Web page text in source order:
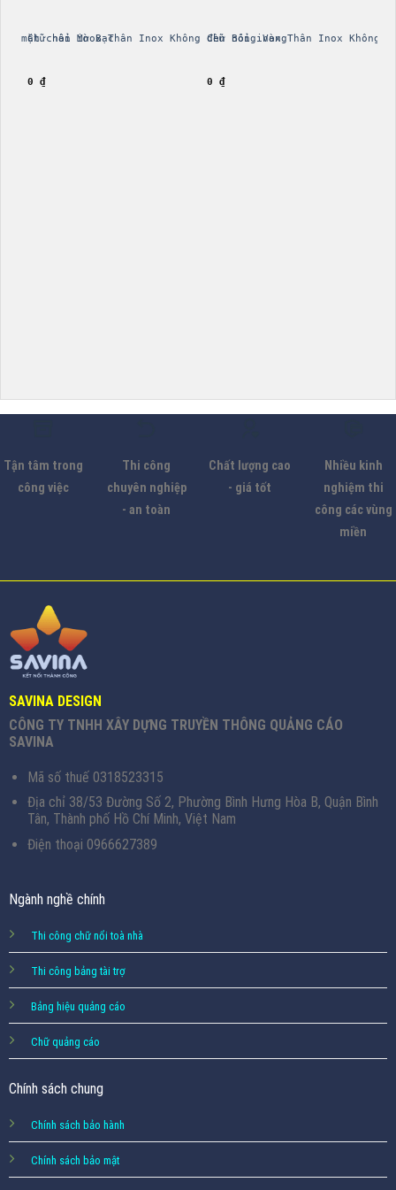
Chữ nổi inox Thân Inox Không đèn Bóng Vàng
0 ₫
Chữ nổi inox Thân Inox Không
0 ₫
mặt chân Mờ Bạc
Tận tâm trong
công việc
Thi công
chuyên nghiệp
- an toàn
Chất lượng cao
- giá tốt
Nhiều kinh
nghiệm thi
công các vùng
miền
SAVINA DESIGN
CÔNG TY TNHH XÂY DỰNG TRUYỀN THÔNG QUẢNG CÁO
SAVINA
Mã số thuế 0318523315
Địa chỉ 38/53 Đường Số 2, Phường Bình Hưng Hòa B, Quận Bình
Tân, Thành phố Hồ Chí Minh, Việt Nam
Điện thoại 0966627389
Ngành nghề chính
Thi công chữ nổi toà nhà
Thi công bảng tài trợ
Bảng hiệu quảng cáo
Chữ quảng cáo
Chính sách chung
Chính sách bảo hành
Chính sách bảo mật